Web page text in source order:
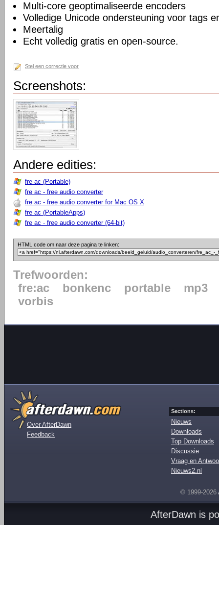
Multi-core geoptimaliseerde encoders
Volledige Unicode ondersteuning voor tags
Meertalig
Echt volledig gratis en open-source.
Stel een correctie voor
Screenshots:
Andere edities:
fre ac (Portable)
fre ac - free audio converter
fre ac - free audio converter for Mac OS X
fre ac (PortableApps)
fre ac - free audio converter (64-bit)
HTML code om naar deze pagina te linken:
Trefwoorden:
fre:ac
bonkenc portable
mp3
vorbis
Over AfterDawn
Feedback
Sections:
Nieuws
Downloads
Top Downloads
Discussie
Vraag en
Nieuws2.nl
© 1999-2026
AfterDawn is